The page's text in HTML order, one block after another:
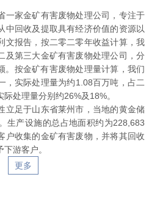
一家金矿有害废物处理公司，专注于
中回收及提取具有经济价值的资源以
文报告，按二零二零年收益计算，我
及第三大金矿有害废物处理公司，分
。按金矿有害废物处理量计算，我们
，实际处理量为约1.08百万吨，占二
处理量分别约26%及18%。
立足于山东省莱州市，当地的黄金储
生产设施的总占地面积约为228,683
户收集的金矿有害废物，并将其回收
游客户。
更多